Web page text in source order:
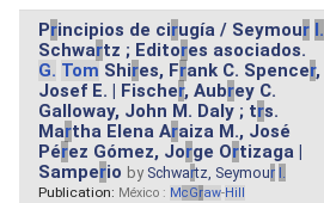
Principios de cirugía / Seymour I.
Schwartz ; Editores asociados.
G. Tom Shires, Frank C. Spencer,
Josef E. | Fischer, Aubrey C.
Galloway, John M. Daly ; trs.
Martha Elena Araiza M., José
Pérez Gómez, Jorge Ortizaga |
Samperio by Schwartz, Seymour I.
Publication: México : McGraw-Hill